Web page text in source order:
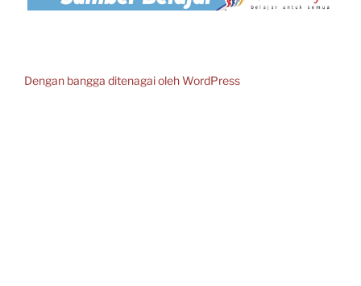
Dengan bangga ditenagai oleh WordPress